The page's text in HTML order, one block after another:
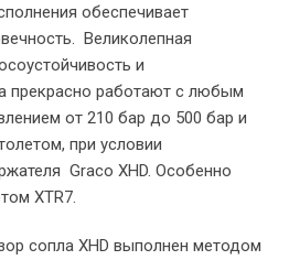
обеспечивает
Великолепная
и
прекрасно работают с любым
от 210 бар до 500 бар и
при условии
Graco XHD. Особенно
XTR7.
сопла XHD выполнен методом